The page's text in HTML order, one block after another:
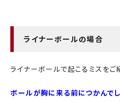
ライナーボールの場合
ライナーボールで起こるミスをご
ボールが胸に来る前につかんで